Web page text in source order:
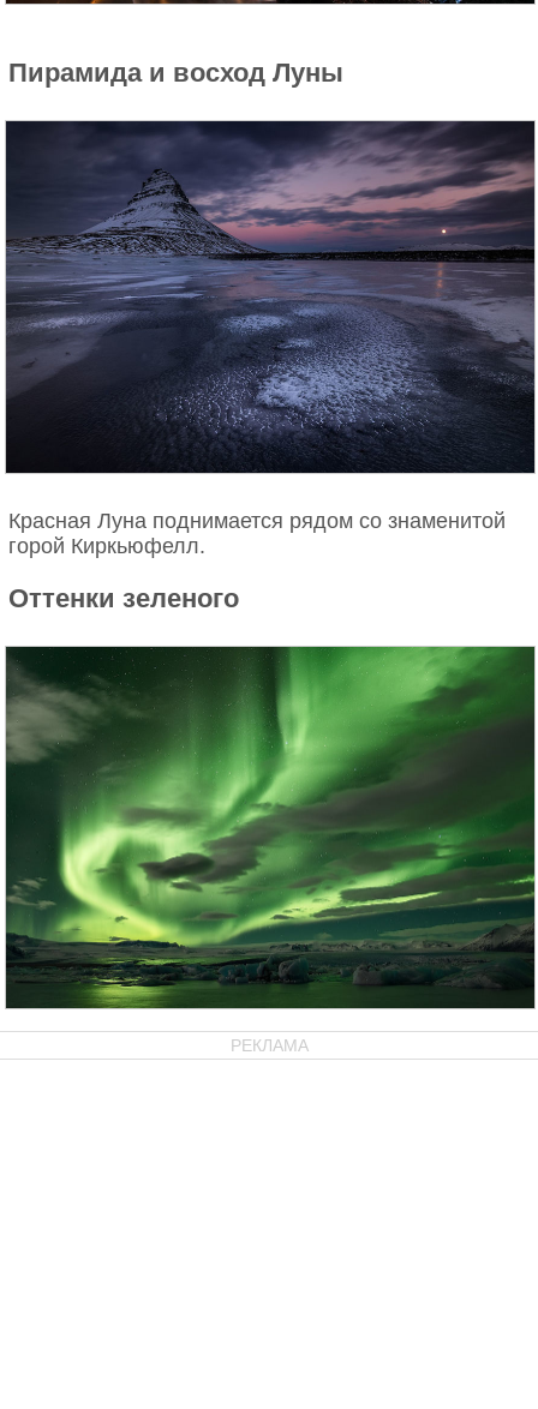
Пирамида и восход Луны
Красная Луна поднимается рядом со знаменитой
горой Киркьюфелл.
Оттенки зеленого
РЕКЛАМА